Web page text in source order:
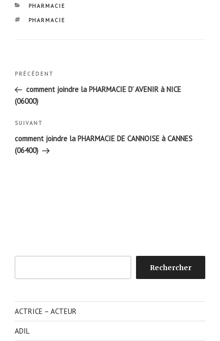
CATÉGORIES
PHARMACIE
ÉTIQUETTES
PHARMACIE
Navigation
l’article
Article
précédent
PRÉCÉDENT
comment joindre la PHARMACIE D’ AVENIR à NICE
(06000)
Article
suivant
SUIVANT
comment joindre la PHARMACIE DE CANNOISE à CANNES
(06400)
Rechercher
ACTRICE – ACTEUR
ADIL